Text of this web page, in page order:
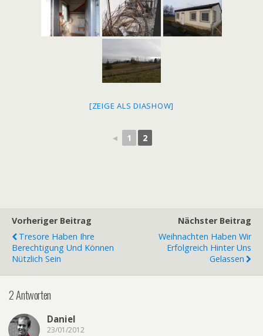
[ZEIGE ALS DIASHOW]
◄ 1 2
Vorheriger Beitrag
Tresore Haben Ihre
Berechtigung Und Können
Nützlich Sein
Nächster Beitrag
Weihnachten Haben Wir
Erfolgreich Hinter Uns
Gelassen
2 Antworten
Daniel
23/01/2012